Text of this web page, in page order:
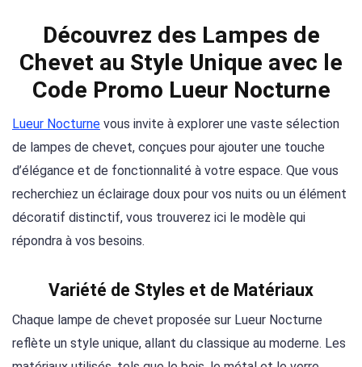
Découvrez des Lampes de
Chevet au Style Unique avec le
Code Promo Lueur Nocturne
Lueur Nocturne vous invite à explorer une vaste sélection
de lampes de chevet, conçues pour ajouter une touche
d’élégance et de fonctionnalité à votre espace. Que vous
recherchiez un éclairage doux pour vos nuits ou un élément
décoratif distinctif, vous trouverez ici le modèle qui
répondra à vos besoins.
Variété de Styles et de Matériaux
Chaque lampe de chevet proposée sur Lueur Nocturne
reflète un style unique, allant du classique au moderne. Les